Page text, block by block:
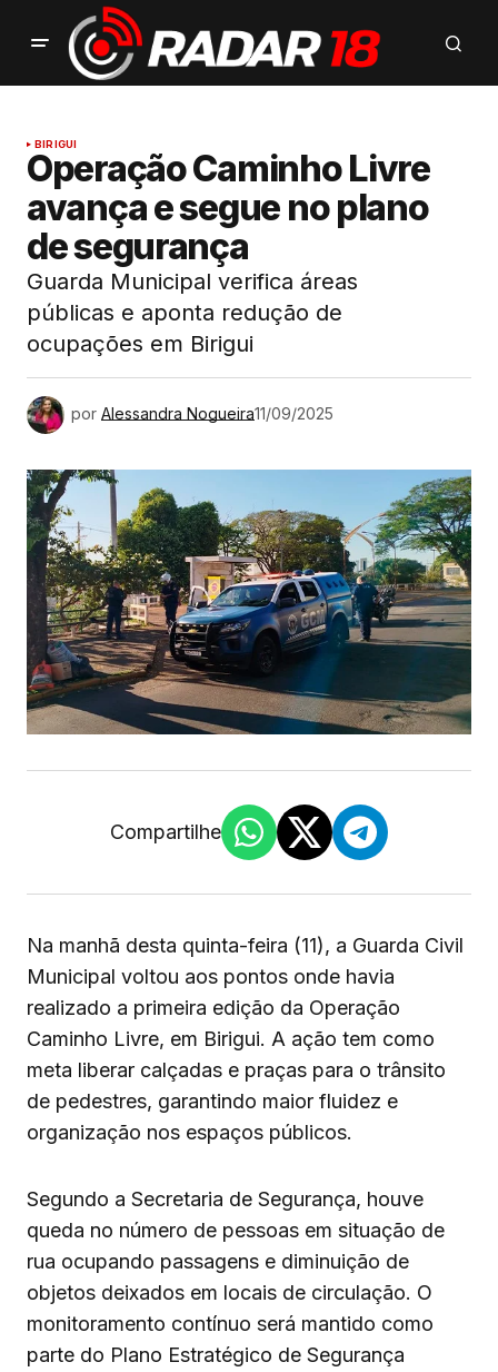
BIRIGUI
Operação Caminho Livre
avança e segue no plano
de segurança
Guarda Municipal verifica áreas
públicas e aponta redução de
ocupações em Birigui
por Alessandra Nogueira11/09/2025
Compartilhe
Na manhã desta quinta-feira (11), a Guarda Civil
Municipal voltou aos pontos onde havia
realizado a primeira edição da Operação
Caminho Livre, em Birigui. A ação tem como
meta liberar calçadas e praças para o trânsito
de pedestres, garantindo maior fluidez e
organização nos espaços públicos.
Segundo a Secretaria de Segurança, houve
queda no número de pessoas em situação de
rua ocupando passagens e diminuição de
objetos deixados em locais de circulação. O
monitoramento contínuo será mantido como
parte do Plano Estratégico de Segurança